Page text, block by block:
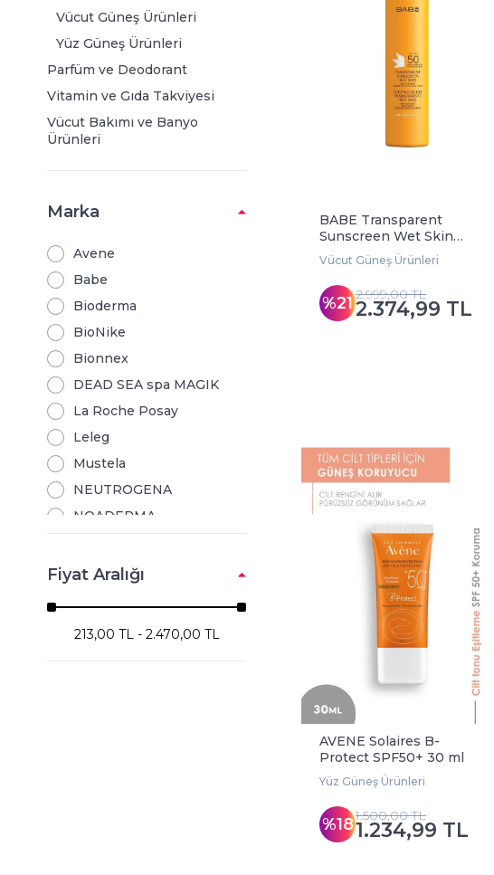
Vücut Güneş Ürünleri
Yüz Güneş Ürünleri
Parfüm ve Deodorant
Vitamin ve Gıda Takviyesi
Vücut Bakımı ve Banyo
Ürünleri
Süpermarket
Anne Bebek
Ağız - Diş Bakımı
Cilt Bakımı
Makyaj
Marka
Avene
Babe
Bioderma
BioNike
Bionnex
DEAD SEA spa MAGIK
La Roche Posay
Leleg
Mustela
NEUTROGENA
NOADERMA
SVR
Fiyat Aralığı
213,00 TL - 2.470,00 TL
BABE Transparent
Sunscreen Wet Skin
SPF50 200 ml
Vücut Güneş Ürünleri
%212.374,99 TL
2.999,00 TL
AVENE Solaires B-
Protect SPF50+ 30 ml
Yüz Güneş Ürünleri
%181.234,99 TL
1.500,00 TL